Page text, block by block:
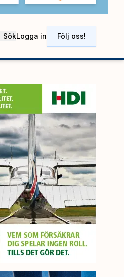
SökLogga in Följ oss!